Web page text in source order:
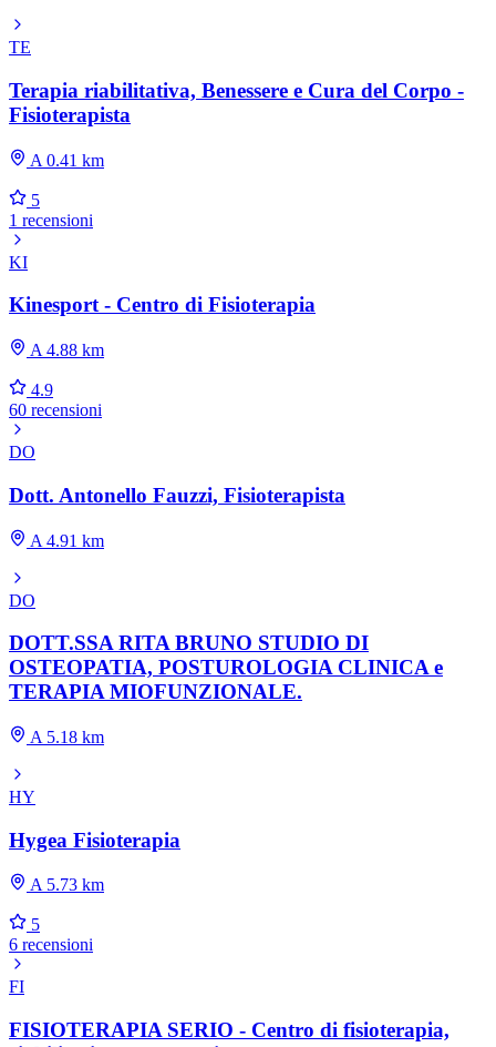
TE
Terapia riabilitativa, Benessere e Cura del Corpo -
Fisioterapista
A 0.41 km
5
1 recensioni
KI
Kinesport - Centro di Fisioterapia
A 4.88 km
4.9
60 recensioni
DO
Dott. Antonello Fauzzi, Fisioterapista
A 4.91 km
DO
DOTT.SSA RITA BRUNO STUDIO DI
OSTEOPATIA, POSTUROLOGIA CLINICA e
TERAPIA MIOFUNZIONALE.
A 5.18 km
HY
Hygea Fisioterapia
A 5.73 km
5
6 recensioni
FI
FISIOTERAPIA SERIO - Centro di fisioterapia,